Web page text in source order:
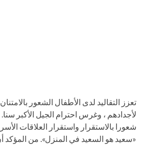
تعزز التقاليد لدى الأطفال الشعور
لأجدادهم ، وغرس احترام الجيل الأكبر
«سعيد هو السعيد في المنزل». من